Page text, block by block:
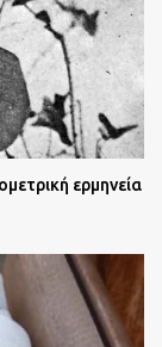
ερμηνεία